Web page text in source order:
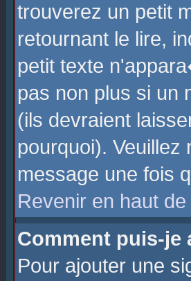
trouverez un petit
retournant le lire,
petit texte
pas non plus si
(ils devraient
pourquoi).
message une fois
Revenir en haut de
Comment puis-
Pour ajouter une